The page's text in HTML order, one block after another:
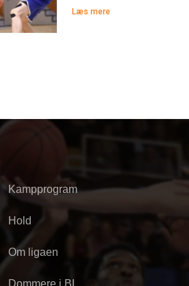
Læs mere
Kampprogram
Hold
Om ligaen
Dommere i BL